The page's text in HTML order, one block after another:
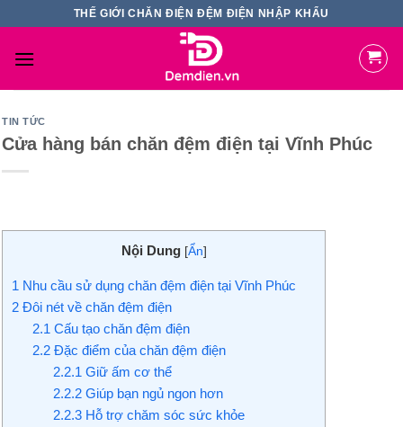
content
THẾ GIỚI CHĂN ĐIỆN ĐỆM ĐIỆN NHẬP KHẨU
TIN TỨC
Cửa hàng bán chăn đệm điện tại Vĩnh Phúc
Nội Dung [Ẩn]
1 Nhu cầu sử dụng chăn đệm điện tại Vĩnh Phúc
2 Đôi nét về chăn đệm điện
2.1 Cấu tạo chăn đệm điện
2.2Đặc điểm của chăn đệm điện
2.2.1 Giữ ấm cơ thể
2.2.2Giúp bạn ngủ ngon hơn
2.2.3Hỗ trợ chăm sóc sức khỏe